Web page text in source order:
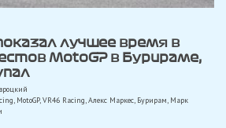
лучшее время в
MotoGP в Бурираме,
, MotoGP,VR46 Racing,Алекс Маркес, Бурирам, Марк